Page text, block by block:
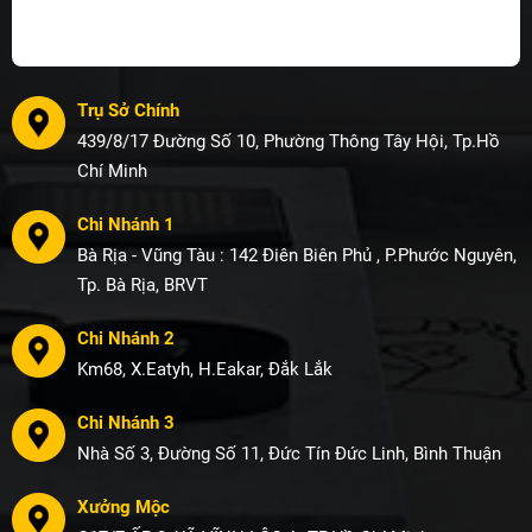
Trụ Sở Chính
439/8/17 Đường Số 10, Phường Thông Tây Hội, Tp.Hồ
Chí Minh
Chi Nhánh 1
Bà Rịa - Vũng Tàu : 142 Điên Biên Phủ , P.Phước Nguyên,
Tp. Bà Rịa, BRVT
Chi Nhánh 2
Km68, X.Eatyh, H.Eakar, Đắk Lắk
Chi Nhánh 3
Nhà Số 3, Đường Số 11, Đức Tín Đức Linh, Bình Thuận
Xưởng Mộc